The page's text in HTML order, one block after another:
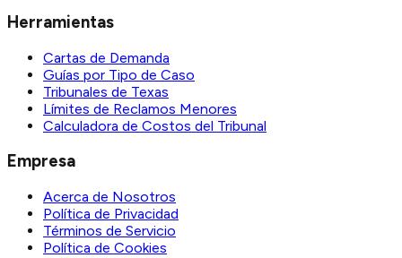
Herramientas
Cartas de Demanda
Guías por Tipo de Caso
Tribunales de Texas
Límites de Reclamos Menores
Calculadora de Costos del Tribunal
Empresa
Acerca de Nosotros
Política de Privacidad
Términos de Servicio
Política de Cookies